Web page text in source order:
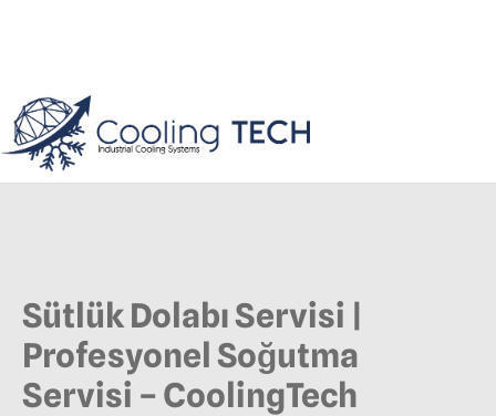
Sütlük Dolabı Servisi |
Profesyonel Soğutma
Servisi – CoolingTech